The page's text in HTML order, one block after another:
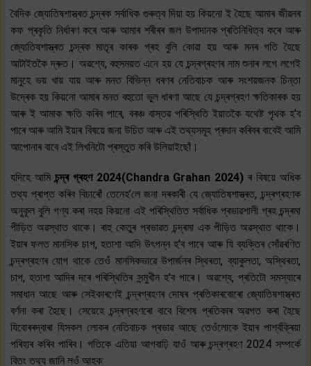
বৈদিক জ্যোতিষশাস্ত্ৰত চন্দ্ৰক সৰ্বাধিক গুৰুত্ব দিয়া হয় কিয়নো ই হৈছে আমাৰ জীৱনৰ
কফ প্ৰকৃতি নিৰ্ধাৰণ কৰে আৰু আমাৰ শৰীৰৰ জল উপাদানক প্ৰতিনিধিত্ব কৰে আৰু
জ্যোতিষশাস্ত্ৰত চন্দ্ৰক মাতৃৰ কাৰক গ্ৰহ বুলি কোৱা হয় আৰু মনৰ গতি হৈছে
আটাইতকৈ দ্ৰুত। অৱশ্যে, বহুসময়ত এনে হয় যে চন্দ্ৰগ্ৰহণৰ নাম শুনাৰ লগে লগেই
মানুহে ভয় খায় যায় আৰু মনত বিভিন্ন ধৰণৰ নেতিবাচক আৰু সংশয়জনক চিন্তা
উদ্ৰেক হয় কিয়নো আমাৰ মনত বহুতো ভুল ধাৰণা আছে যে চন্দ্ৰগ্ৰহণ ক্ষতিকাৰক হয়
আৰু ই আমাক ক্ষতি কৰিব পাৰে, বৰঞ্চ বাস্তৱ পৰিস্থিতি ইয়াতকৈ যথেষ্ট পৃথক হ'ব
পাৰে আৰু আমি ইয়াৰ বিষয়ে জনা উচিত আৰু এই তথ্যসমূহ প্ৰদান কৰিবৰ বাবেই আমি
আপোনাৰ বাবে এই লিখনিটো প্ৰস্তুত কৰি উলিয়াইছোঁ।
যদিহে আমিচন্দ্ৰ গ্ৰহণ 2024(Chandra Grahan 2024)ৰ বিষয়ে অধিক
তথ্য প্ৰাপ্ত কৰিব বিচাৰোঁ তেনেহ’লে জনা দৰকাৰী যে জ্যোতিষশাস্ত্ৰত, চন্দ্ৰগ্ৰহণক
অনুকূল বুলি গণ্য কৰা নহয় কিয়নো এই পৰিস্থিতিত সৰ্বাধিক প্ৰভাৱশালী গ্ৰহ চন্দ্ৰমা
পীড়িত অৱস্থাত থাকে। ৰাহু কেতুৰ প্ৰভাৱত চন্দ্ৰমা এক পীড়িত অৱস্থাত থাকে।
ইয়াৰ ফলত মানসিক চাপ, হতাশা আদি উৎপন্ন হ'ব পাৰে আৰু যি ব্যক্তিৰ সোঁৱৰণিত
চন্দ্ৰগ্ৰহণৰ যোগ থাকে তেওঁ মানসিকভাৱে উপাৰ্জনৰ স্থিৰতা, ব্যাকুলতা, অস্থিৰতা,
চাপ, হতাশা আদিৰ দৰে পৰিস্থিতিৰ সন্মুখীন হ'ব পাৰে। অৱশ্যে, প্ৰতিটো সমস্যাৰে
সমাধান আছে আৰু সেইকাৰণেই চন্দ্ৰগ্ৰহণৰ দোষৰ প্ৰতিকাৰবোৰো জ্যোতিষশাস্ত্ৰত
বৰ্ণনা কৰা হৈছে। সেয়েহে চন্দ্ৰগ্ৰহণৰো বাবে বিশেষ প্ৰতিকাৰ অৱগত কৰা হৈছে
যিবোৰৰদ্বাৰা যিসকল লোকৰ নেতিবাচক প্ৰভাৱ আছে তেওঁলোকে ইয়াৰ পাৰ্শ্বক্ৰিয়া
পৰিহাৰ কৰিব পাৰিব। গতিকে এতিয়া আগবাঢ়ি যাওঁ আৰু চন্দ্ৰগ্ৰহণ 2024 সম্পৰ্কে
বিতং তথ্য জানি লওঁ আহক: